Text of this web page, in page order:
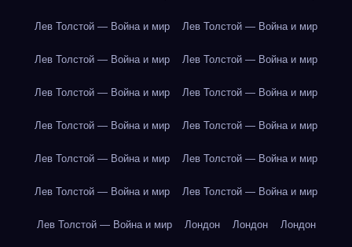
Лев Толстой — Война и мир Лев Толстой — Война и мир
Лев Толстой — Война и мир Лев Толстой — Война и мир
Лев Толстой — Война и мир Лев Толстой — Война и мир
Лев Толстой — Война и мир Лев Толстой — Война и мир
Лев Толстой — Война и мир Лев Толстой — Война и мир
Лев Толстой — Война и мир Лев Толстой — Война и мир
Лев Толстой — Война и мир Лондон Лондон Лондон